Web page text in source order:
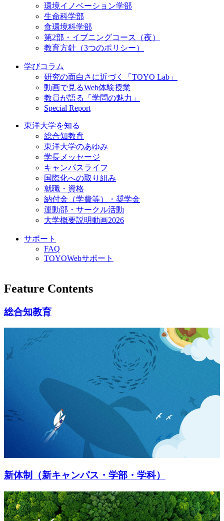
環境イノベーション学部
生命科学部
食環境科学部
第2部・イブニングコース（夜）
教育方針（3つのポリシー）
学びコラム
研究の面白さに近づく「TOYO Lab」
動画で見るWeb体験授業
教員が語る「学問の魅力」
Special Report
東洋大学を知る
総合知教育
東洋大学のあゆみ
学長メッセージ
キャンパスライフ
国際化への取り組み
就職・資格
納付金（学費等）・奨学金
運動部・サークル活動
大学概要説明動画2026
サポート
FAQ
TOYOWebサポート
Feature Contents
総合知教育
新体制（新キャンパス・学部・学科）